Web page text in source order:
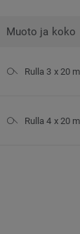
Muoto ja koko
Rulla 3 x 20 m
Rulla 4 x 20 m